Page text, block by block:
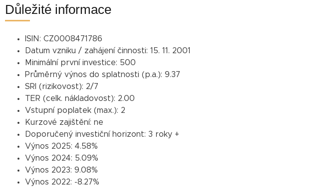
Důležité informace
ISIN: CZ0008471786
Datum vzniku / zahájení činnosti: 15. 11. 2001
Minimální první investice: 500
Průměrný výnos do splatnosti (p.a.): 9.37
SRI (rizikovost): 2/7
TER (celk. nákladovost): 2.00
Vstupní poplatek (max.): 2
Kurzové zajištění: ne
Doporučený investiční horizont: 3 roky +
Výnos 2025: 4.58%
Výnos 2024: 5.09%
Výnos 2023: 9.08%
Výnos 2022: -8.27%